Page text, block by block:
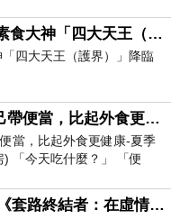
2026.7.10，第79、80、81、82尊素食大神「四大天王（護界）」降臨寶島台灣（6）
四大天王（護界）」降臨
中午吃什麼？自己帶便當，比起外食更健康-夏季日常。(舞動馬尾廚房)
當，比起外食更健康-夏季
「今天吃什麼？」 「便
每天都在選擇
和AI 共創小說，《套路終結者：在虛情假意的劇本裡活出人格》